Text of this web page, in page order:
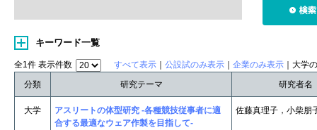
キーワード一覧
全1件 表示件数 すべて表示 公設試のみ表示 企業のみ表示 ｜大学
分類
研究テーマ 研究者名
大学
アスリートの体型研究 -各種競技従事者に適
合する最適なウェア作製を目指して-
佐藤真理子，小柴朋